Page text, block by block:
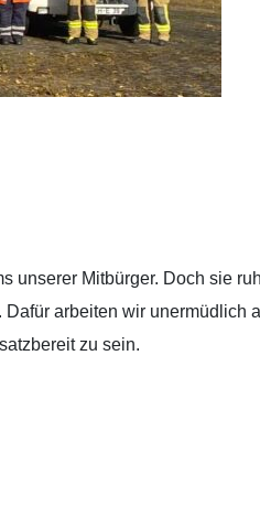
unserer Mitbürger. Doch sie
arbeiten wir unermüdlich
zu sein.